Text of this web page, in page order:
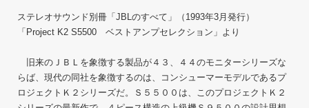
ステレオサウンド別冊「JBLのすべて」（1993年3月発行）
「Project K2 S5500 ベストアンプセレクション」より
旧来のＪＢＬを象徴する製品が４３、４４のモニターシリーズな
らば、現代の同社を象徴するのは、コンシューマーモデルであるプ
ロジェクトＫ２シリーズだ。Ｓ５５００は、このプロジェクトＫ２